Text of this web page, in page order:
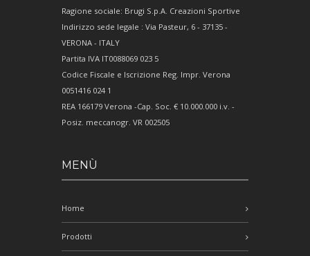
Ragione sociale: Brugi S.p.A. Creazioni Sportive
Indirizzo sede legale : Via Pasteur, 6 - 37135 -
VERONA - ITALY
Partita IVA IT0088069 023 5
Codice Fiscale e Iscrizione Reg. Impr. Verona
0051416 024 1
REA 166179 Verona -Cap. Soc. € 10.000.000 i.v. -
Posiz. meccanogr. VR 002505
MENÙ
Home
Prodotti